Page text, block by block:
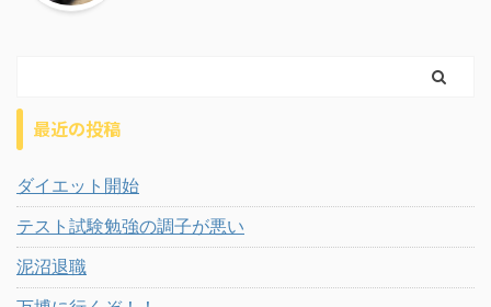
最近の投稿
ダイエット開始
テスト試験勉強の調子が悪い
泥沼退職